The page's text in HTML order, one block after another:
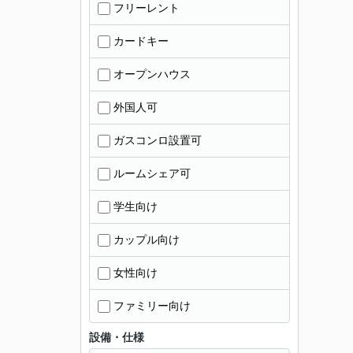
フリーレント
カードキー
オープンハウス
外国人可
ガスコンロ設置可
ルームシェア可
学生向け
カップル向け
女性向け
ファミリー向け
設備・仕様